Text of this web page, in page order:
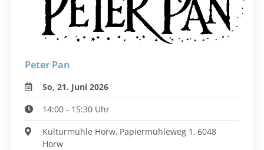
Peter Pan
So, 21. Juni 2026
14:00 - 15:30 Uhr
Kulturmühle Horw, Papiermühleweg 1, 6048
Horw